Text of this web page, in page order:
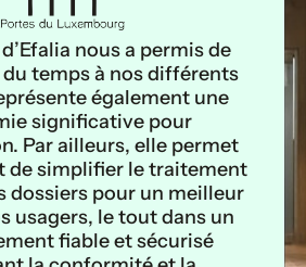
nous a permis de
temps à nos différents
également une
significative pour
Par ailleurs, elle permet
de simplifier le traitement
dossiers pour un meilleur
usagers, le tout dans un
fiable et sécurisé